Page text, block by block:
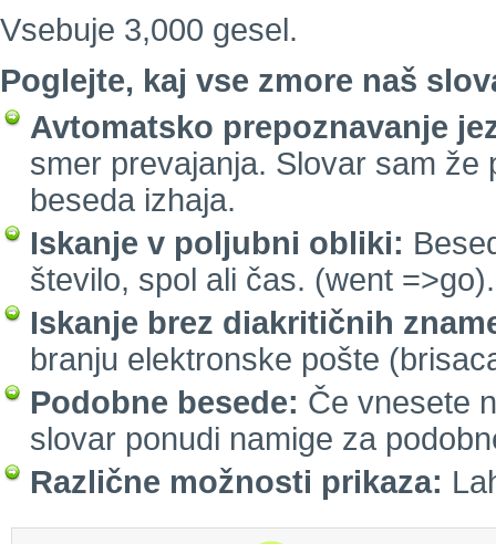
Vsebuje 3,000 gesel.
Poglejte, kaj vse zmore naš
Avtomatsko prepoznavanje
smer prevajanja. Slovar sam
beseda izhaja.
Iskanje v poljubni obliki:
število, spol ali čas. (went =>go).
Iskanje brez diakritičnih
branju elektronske pošte
Podobne besede: Če vnesete
slovar ponudi namige za
Različne možnosti prikaza: